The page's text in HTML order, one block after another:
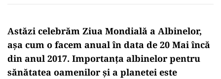
Astăzi celebrăm Ziua Mondială a Albinelor,
așa cum o facem anual în data de 20 Mai încă
din anul 2017. Importanța albinelor pentru
sănătatea oamenilor și a planetei este